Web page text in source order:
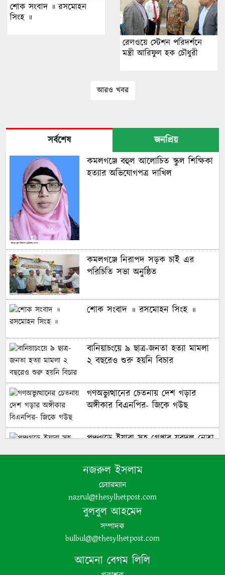
শোক সংবাদ ॥ রসমোহন
সিংহ ॥
রেলওয়ে স্টেশন পরিদর্শনে
মন্ত্রী আরিফুল হক চৌধুরী
আরও খবর
সর্বশেষ
জনপ্রিয়
কমলগঞ্জে বহুল আলোচিত স্কুল শিক্ষিকা
হত্যার অভিযোগপত্র দাখিল
কমলগঞ্জে নিরাপদ সড়ক চাই এর
পরিচিতি সভা অনুষ্ঠিত
শোক সংবাদ ॥ রসমোহন সিংহ ॥
বানিয়াচংয়ে ৯ ছাত্র-জনতা হত্যা মামলা
২ বছরেও শুরু হয়নি বিচার
গণঅভ্যুত্থানের চেতনায় দেশ গড়ার
অঙ্গীকার বিএনপির- জিকে গউছ
পঞ্চগড়ে ইয়াবা সহ গ্রেপ্তার যুবদল নেতা
পঞ্চগড়ে এক শিক্ষককে গাছে বেঁধে
মধ্যযুগীয় কায়দায় নির্যাতন, থানায়
এজাহার দায়ের
শেখ হাসিনার দুঃসাহসিক ডিসেম্বর
অভিযাত্রা সরকার কী তাকে ঠেকাতে
পারবে ||
নজরুল ইসলাম
চেয়ারম্যান
nazrul@thesylhetpost.com
বুলবুল আহমেদ
সম্পাদক
bulbul@@thesylhetpost.com
আমেনা বেগম লিলি